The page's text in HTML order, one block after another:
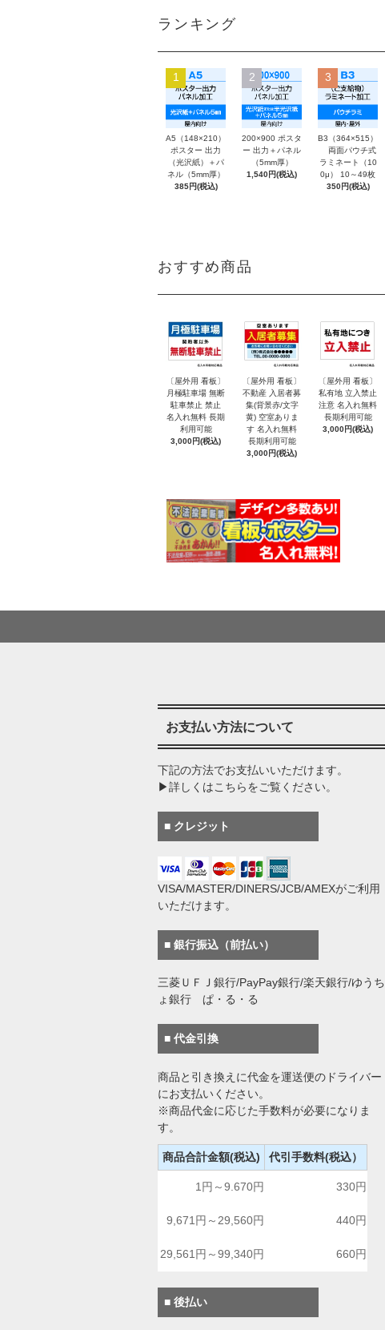
ランキング
1
A5（148×210）
ポスター 出力
（光沢紙）＋パ
ネル（5mm厚）
385円(税込)
2
200×900 ポスタ
ー 出力＋パネル
（5mm厚）
1,540円(税込)
3
B3（364×515）
両面パウチ式
ラミネート（10
0μ） 10～49枚
350円(税込)
おすすめ商品
〔屋外用 看板〕
月極駐車場 無断
駐車禁止 禁止
名入れ無料 長期
利用可能
3,000円(税込)
〔屋外用 看板〕
不動産 入居者募
集(背景赤/文字
黄) 空室ありま
す 名入れ無料
長期利用可能
3,000円(税込)
〔屋外用 看板〕
私有地 立入禁止
注意 名入れ無料
長期利用可能
3,000円(税込)
お支払い方法について
下記の方法でお支払いいただけます。
▶詳しくはこちらをご覧ください。
■ クレジット
VISA/MASTER/DINERS/JCB/AMEXがご利用
いただけます。
■ 銀行振込（前払い）
三菱ＵＦＪ銀行/PayPay銀行/楽天銀行/ゆうち
ょ銀行 ぱ・る・る
■ 代金引換
商品と引き換えに代金を運送便のドライバー
にお支払いください。
※商品代金に応じた手数料が必要になりま
す。
商品合計金額(税込) 代引手数料(税込）
1円～9.670円 330円
9,671円～29,560円 440円
29,561円～99,340円 660円
■ 後払い